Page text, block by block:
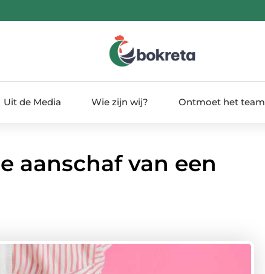
Uit de Media Wie zijn wij? Ontmoet het team
aanschaf van een